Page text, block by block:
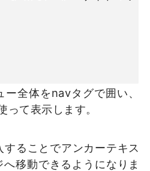
全体をnavタグで囲い、
って表示します。
ることでアンカーテキス
へ移動できるようになりま